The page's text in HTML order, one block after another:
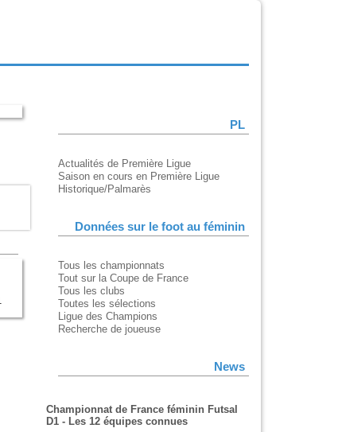
PL
Actualités de Première Ligue
Saison en cours en Première Ligue
Historique/Palmarès
Données sur le foot au féminin
Tous les championnats
Tout sur la Coupe de France
Tous les clubs
Toutes les sélections
Ligue des Champions
Recherche de joueuse
News
Championnat de France féminin Futsal
D1 - Les 12 équipes connues